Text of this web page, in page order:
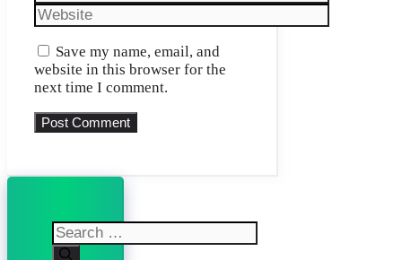
Website
Save my name, email, and
website in this browser for the
next time I comment.
Search
for: